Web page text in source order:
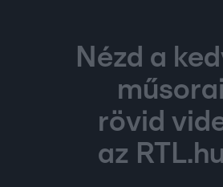
Nézd a
rövid
az